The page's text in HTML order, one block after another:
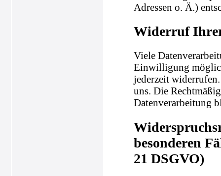
Adressen o. Ä.)
Widerruf
Viele
Einwilligung
jederzeit
uns. Die
Datenverarbeitung
besonderen
21 DSGVO)